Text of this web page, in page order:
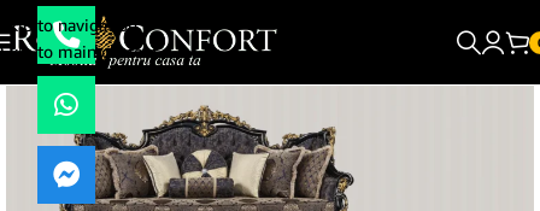
Skip to navigation
Skip to main content